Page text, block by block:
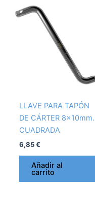
LLAVE PARA TAPÓN
DE CÁRTER 8x10mm.
CUADRADA
6,85€
Añadir al
carrito